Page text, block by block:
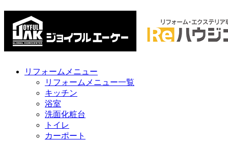
リフォームメニュー
リフォームメニュー一覧
キッチン
浴室
洗面化粧台
トイレ
カーポート